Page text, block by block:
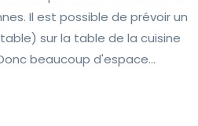
Il est possible de prévoir un
sur la table de la cuisine
beaucoup d'espace...